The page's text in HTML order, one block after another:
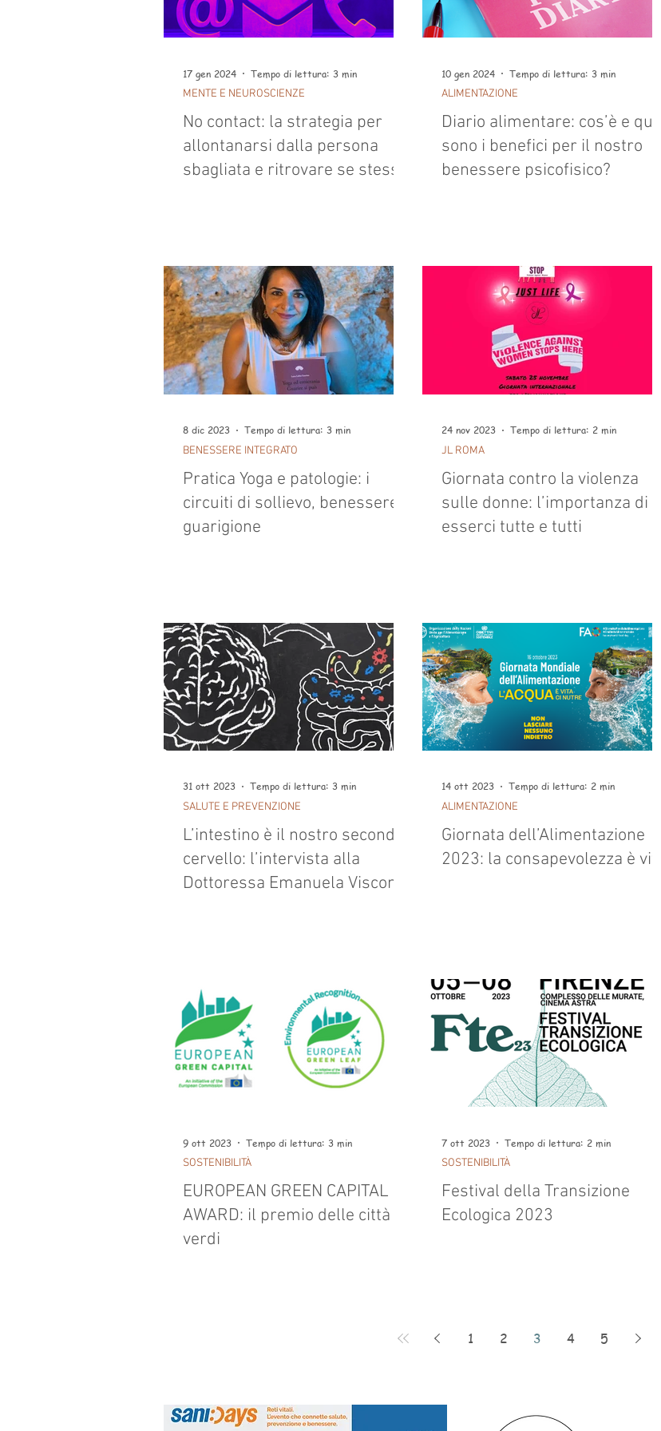
No contact: la strategia per
allontanarsi dalla persona
sbagliata e ritrovare se stessi
MENTE E NEUROSCIENZE
17 gen 2024 Tempo di lettura: 3 min
Diario alimentare: cos’è e quali
sono i benefici per il nostro
benessere psicofisico?
ALIMENTAZIONE
10 gen 2024 Tempo di lettura: 3 min
Pratica Yoga e patologie: i
circuiti di sollievo, benessere e
guarigione
BENESSERE INTEGRATO
8 dic 2023 Tempo di lettura: 3 min
Giornata contro la violenza
sulle donne: l’importanza di
esserci tutte e tutti
JL ROMA
24 nov 2023 Tempo di lettura: 2 min
L’intestino è il nostro secondo
cervello: l’intervista alla
Dottoressa Emanuela Visconti
SALUTE E PREVENZIONE
31 ott 2023 Tempo di lettura: 3 min
Giornata dell’Alimentazione
2023: la consapevolezza è vita
ALIMENTAZIONE
14 ott 2023 Tempo di lettura: 2 min
EUROPEAN GREEN CAPITAL
AWARD: il premio delle città
verdi
SOSTENIBILITÀ
9 ott 2023 Tempo di lettura: 3 min
Festival della Transizione
Ecologica 2023
SOSTENIBILITÀ
7 ott 2023 Tempo di lettura: 2 min
1 2 3 4 5